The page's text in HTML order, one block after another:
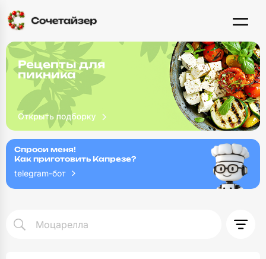
Рецепты для
пикника
Спроси меня!
Как приготовить Капрезе?
telegram-бот